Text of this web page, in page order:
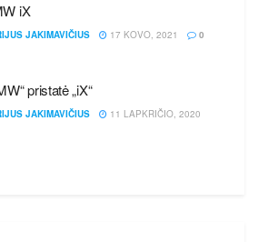
iX
JAKIMAVIČIUS 17 KOVO, 2021 0
pristatė „iX“
JAKIMAVIČIUS
11 LAPKRIČIO, 2020